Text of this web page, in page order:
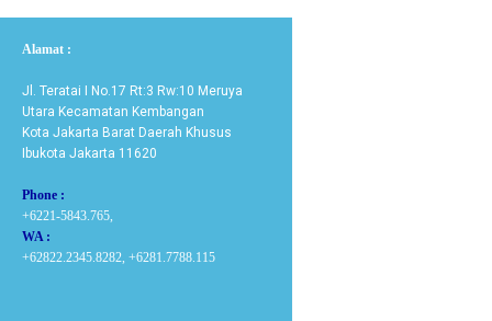
Alamat :
Jl. Teratai I No.17 Rt:3 Rw:10 Meruya
Utara Kecamatan Kembangan
Kota Jakarta Barat Daerah Khusus
Ibukota Jakarta 11620
Phone :
+6221-5843.765,
WA :
+62822.2345.8282, +6281.7788.115